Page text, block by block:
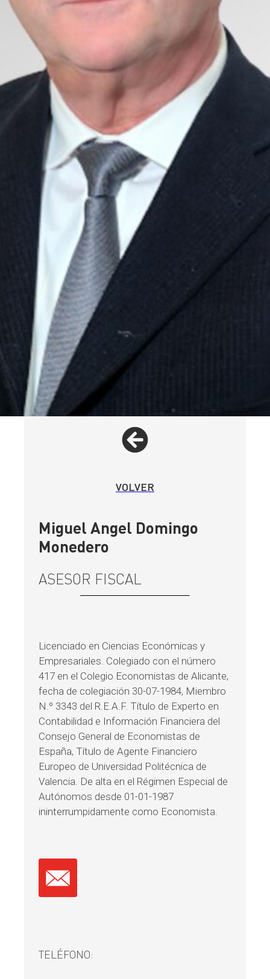
VOLVER
Miguel Angel Domingo
Monedero
ASESOR FISCAL
Licenciado en Ciencias Económicas y
Empresariales. Colegiado con el número
417 en el Colegio Economistas de Alicante,
fecha de colegiación 30-07-1984, Miembro
N.º 3343 del R.E.A.F. Título de Experto en
Contabilidad e Información Financiera del
Consejo General de Economistas de
España, Título de Agente Financiero
Europeo de Universidad Politécnica de
Valencia. De alta en el Régimen Especial de
Autónomos desde 01-01-1987
ininterrumpidamente como Economista.
TELÉFONO: